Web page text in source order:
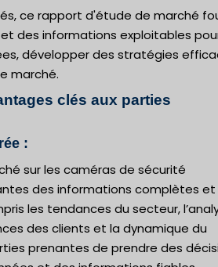
ce rapport d'étude de marché
des informations exploitables
développer des stratégies
marché.
clés aux parties
:
sur les caméras de sécurité
des informations complètes et
les tendances du secteur,
des clients et la dynamique du
prenantes de prendre des